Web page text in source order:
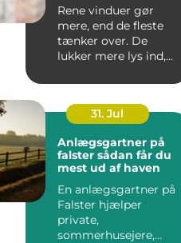
Rene vinduer gør
mere, end de fleste
tænker over. De
lukker mere lys ind,
størr...
31. Jul
Anlægsgartner på
falster sådan får du
mest ud af haven
En anlægsgartner på
Falster hjælper
private,
sommerhusejere,